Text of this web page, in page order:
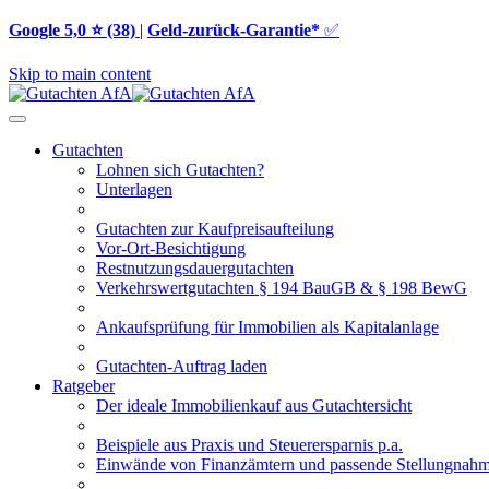
Google 5,0 ⭐ (38) | Geld-zurück-Garantie* ✅
Skip to main content
Gutachten
Lohnen sich Gutachten?
Unterlagen
Gutachten zur Kaufpreisaufteilung
Vor-Ort-Besichtigung
Restnutzungsdauergutachten
Verkehrswertgutachten § 194 BauGB & § 198 BewG
Ankaufsprüfung für Immobilien als Kapitalanlage
Gutachten-Auftrag laden
Ratgeber
Der ideale Immobilienkauf aus Gutachtersicht
Beispiele aus Praxis und Steuerersparnis p.a.
Einwände von Finanzämtern und passende